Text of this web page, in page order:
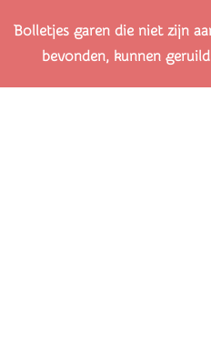
Bolletjes garen die niet zijn
bevonden, kunnen